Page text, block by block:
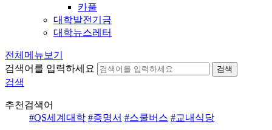
카풀
대학발전기금
대학뉴스레터
전체메뉴보기
검색어를 입력하세요
검색
검색
추천검색어
#QS세계대학 #증명서 #스쿨버스 #교내식당